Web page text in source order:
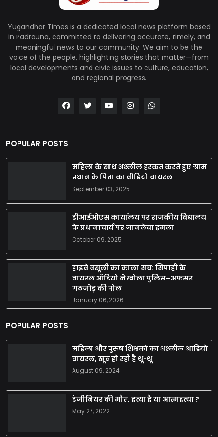
Yugandhar Times is a dedicated local news platform based
in Padrauna, committed to delivering accurate, timely, and
meaningful news to our community. We aim to be the
voice of the people, highlighting stories that matter—from
local developments and civic issues to culture, education,
and regional progress.
POPULAR POSTS
महिला के साथ अश्लील हरकत करते हुए ग्राम
प्रधान के पिता का वीडियो वायरल
September 03, 2025
डीआईओएस कार्यालय पर राजकीय विद्यालय
के प्रधानाचार्य पर जानलेवा हमला
October 09, 2025
हाइवे वसूली का काला सच: सिपाही के
वायरल ऑडियो ने खोला पुलिस–अफसर
गठजोड़ की पोल
January 06, 2026
POPULAR POSTS
महिला और पुरुष शिक्षको का अश्लील आडियो
वायरल, खूब हो रही है थू-थू
August 09, 2024
इंजीनियर की मौत, हत्या है या आत्महत्या ?
May 27, 2022